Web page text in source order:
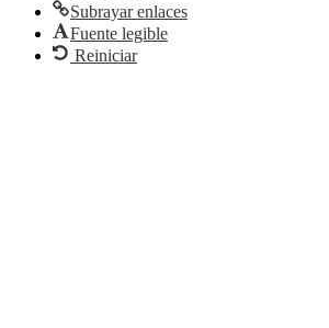
Subrayar enlaces
Fuente legible
Reiniciar